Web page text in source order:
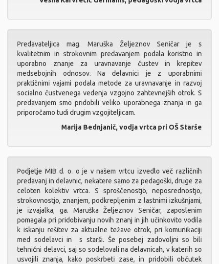
Predavateljica mag. Maruška Željeznov Seničar je s
kvalitetnim in strokovnim predavanjem podala koristno in
uporabno znanje za uravnavanje čustev in krepitev
medsebojnih odnosov. Na delavnici je z uporabnimi
praktičnimi vajami podala metode za uravnavanje in razvoj
socialno čustvenega vedenja vzgojno zahtevnejših otrok. S
predavanjem smo pridobili veliko uporabnega znanja in ga
priporočamo tudi drugim vzgojiteljicam.
Marija Bednjanič, vodja vrtca pri OŠ Starše
Podjetje MIB d. o. o je v našem vrtcu izvedlo več različnih
predavanj in delavnic, nekatere samo za pedagoški, druge za
celoten kolektiv vrtca. S sproščenostjo, neposrednostjo,
strokovnostjo, znanjem, podkrepljenim z lastnimi izkušnjami,
je izvajalka, ga. Maruška Željeznov Seničar, zaposlenim
pomagala pri pridobivanju novih znanj in jih učinkovito vodila
k iskanju rešitev za aktualne težave otrok, pri komunikaciji
med sodelavci in s starši. Še posebej zadovoljni so bili
tehnični delavci, saj so sodelovali na delavnicah, v katerih so
usvojili znanja, kako poskrbeti zase, in pridobili občutek